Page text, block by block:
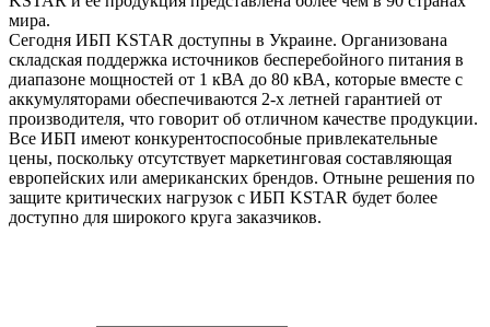
мира.
Сегодня ИБП KSTAR доступны в Украине. Организована
складская поддержка источников бесперебойного питания в
диапазоне мощностей от 1 кВА до 80 кВА, которые вместе с
аккумуляторами обеспечиваются 2-х летней гарантией от
производителя, что говорит об отличном качестве продукции.
Все ИБП имеют конкурентоспособные привлекательные
цены, поскольку отсутствует маркетинговая составляющая
европейских или американских брендов. Отныне решения по
защите критических нагрузок с ИБП KSTAR будет более
доступно для широкого круга заказчиков.